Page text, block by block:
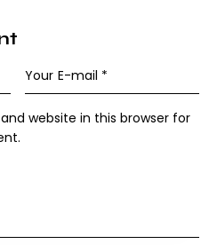
website in this browser for